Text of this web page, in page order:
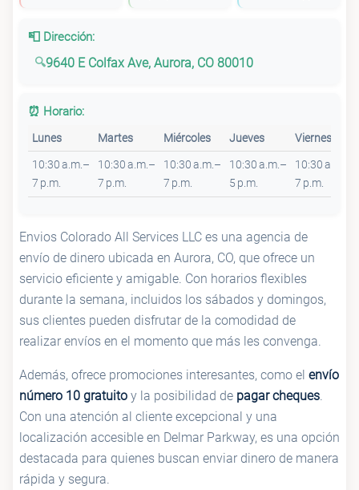
📮 Dirección:
9640 E Colfax Ave, Aurora, CO 80010
⏰ Horario:
Lunes Martes Miércoles Jueves Viernes
10:30 a.m.–
7 p.m.
10:30 a.m.–
7 p.m.
10:30 a.m.–
7 p.m.
10:30 a.m.–
5 p.m.
10:30 a.m.–
7 p.m.
Envios Colorado All Services LLC es una agencia de
envío de dinero ubicada en Aurora, CO, que ofrece un
servicio eficiente y amigable. Con horarios flexibles
durante la semana, incluidos los sábados y domingos,
sus clientes pueden disfrutar de la comodidad de
realizar envíos en el momento que más les convenga.
Además, ofrece promociones interesantes, como el envío
número 10 gratuito y la posibilidad de pagar cheques.
Con una atención al cliente excepcional y una
localización accesible en Delmar Parkway, es una opción
destacada para quienes buscan enviar dinero de manera
rápida y segura.